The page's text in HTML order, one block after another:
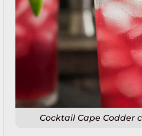
Cocktail Cape Codder